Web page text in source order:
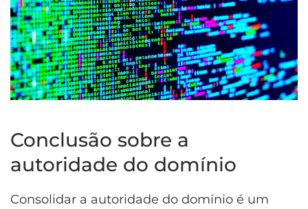
Conclusão sobre a
autoridade do domínio
Consolidar a autoridade do domínio é um